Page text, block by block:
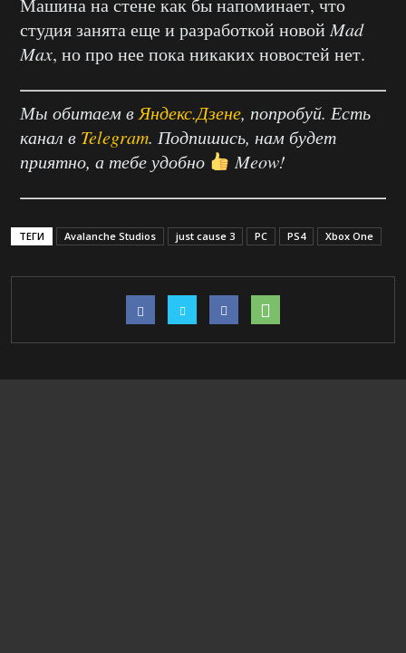
Машина на стене как бы напоминает, что
студия занята еще и разработкой новойMad
Max, но про нее пока никаких новостей нет.
Мы обитаем в Яндекс.Дзене, попробуй. Есть
канал в Telegram. Подпишись, нам будет
приятно, а тебе удобно
Meow!
ТЕГИ Avalanche Studios just cause 3 PC PS4 Xbox One